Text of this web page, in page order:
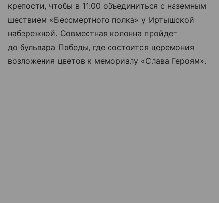
крепости, чтобы в 11:00 объединиться с наземным
шествием «Бессмертного полка» у Иртышской
набережной. Совместная колонна пройдет
до бульвара Победы, где состоится церемония
возложения цветов к мемориалу «Слава Героям».